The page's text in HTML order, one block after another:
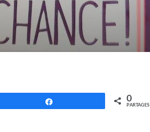
0
PARTAGES